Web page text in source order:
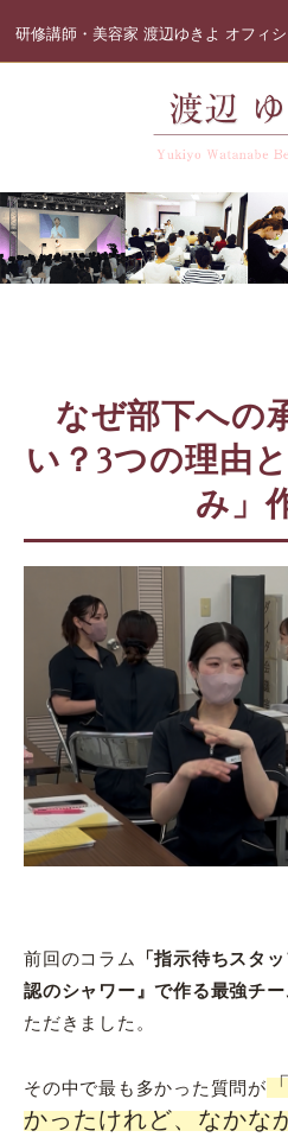
研修講師・美容家 渡辺ゆきよ オフィ
なぜ部下への
い？3つの理由と
み」
前回のコラム
「指示待ちスタ
認のシャワー』で作る最強チー
ただきました。
その中で最も多かった質問が
かったけれど、なかな